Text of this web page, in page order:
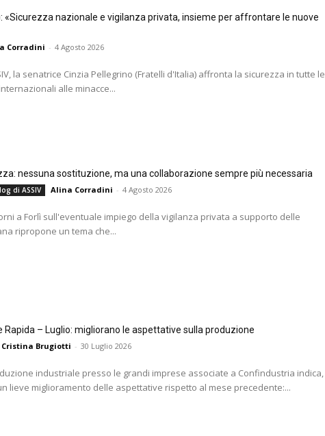
«Sicurezza nazionale e vigilanza privata, insieme per affrontare le nuove
Corradini - 4 Agosto 2026
la senatrice Cinzia Pellegrino (Fratelli d'Italia) affronta la sicurezza in tutte le
alle minacce...
nessuna sostituzione, ma una collaborazione sempre più necessaria
di ASSIV Alina Corradini - 4 Agosto 2026
a Forlì sull'eventuale impiego della vigilanza privata a supporto delle
ripropone un tema che...
Rapida – Luglio: migliorano le aspettative sulla produzione
Cristina Brugiotti - 30 Luglio 2026
industriale presso le grandi imprese associate a Confindustria indica,
lieve miglioramento delle aspettative rispetto al mese precedente:...